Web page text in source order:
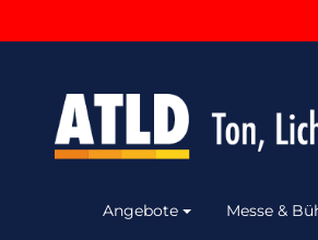
Angebote Messe &